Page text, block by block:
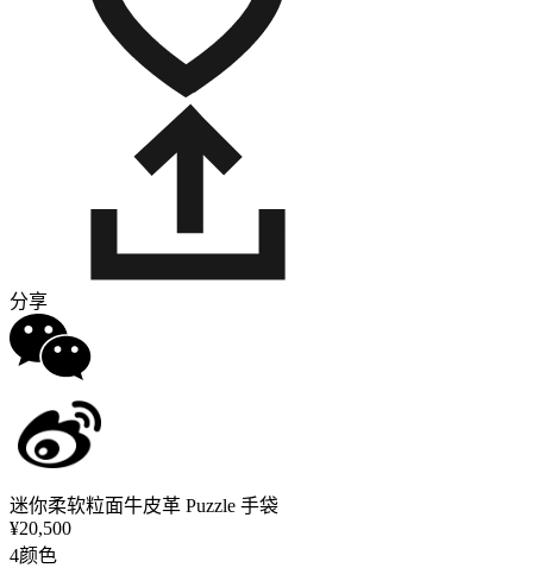
分享
迷你柔软粒面牛皮革 Puzzle 手袋
¥20,500
4颜色